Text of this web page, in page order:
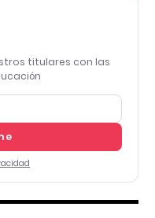
titulares con las